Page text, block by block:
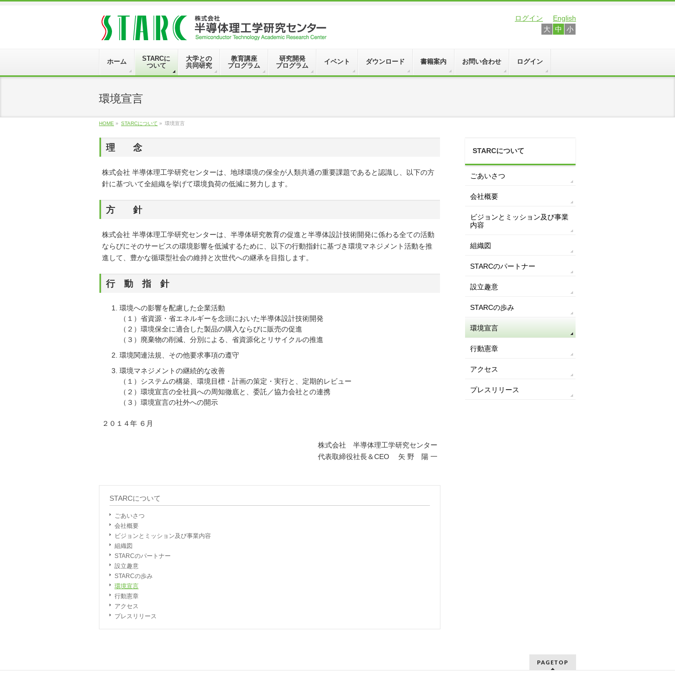
English
ログイン
小
中
大
ホーム
STARCに
ついて
大学との
共同研究
教育講座
プログラム
研究開発
プログラム
イベント ダウンロード 書籍案内 お問い合わせ ログイン
環境宣言
HOME » STARCについて » 環境宣言
理 念
株式会社 半導体理工学研究センターは、地球環境の保全が人類共通の重要課題であると認識し、以下の方
針に基づいて全組織を挙げて環境負荷の低減に努力します。
方 針
株式会社 半導体理工学研究センターは、半導体研究教育の促進と半導体設計技術開発に係わる全ての活動
ならびにそのサービスの環境影響を低減するために、以下の行動指針に基づき環境マネジメント活動を推
進して、豊かな循環型社会の維持と次世代への継承を目指します。
行 動 指 針
環境への影響を配慮した企業活動
（１）省資源・省エネルギーを念頭においた半導体設計技術開発
（２）環境保全に適合した製品の購入ならびに販売の促進
（３）廃棄物の削減、分別による、省資源化とリサイクルの推進
環境関連法規、その他要求事項の遵守
環境マネジメントの継続的な改善
（１）システムの構築、環境目標・計画の策定・実行と、定期的レビュー
（２）環境宣言の全社員への周知徹底と、委託／協力会社との連携
（３）環境宣言の社外への開示
２０１４年 ６月
株式会社 半導体理工学研究センター
代表取締役社長＆CEO 矢 野 陽 一
STARCについて
ごあいさつ
会社概要
ビジョンとミッション及び事業内容
組織図
STARCのパートナー
設立趣意
STARCの歩み
環境宣言
行動憲章
アクセス
プレスリリース
STARCについて
ごあいさつ
会社概要
ビジョンとミッション及び事業
内容
組織図
STARCのパートナー
設立趣意
STARCの歩み
環境宣言
行動憲章
アクセス
プレスリリース
PAGETOP